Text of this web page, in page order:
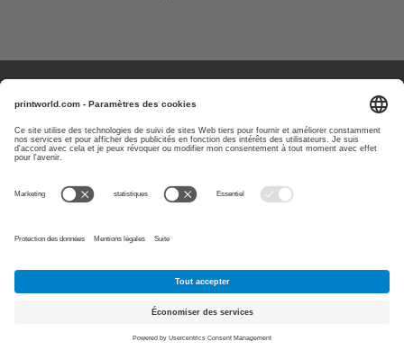
Des questions ou des remarques ?
Vous pouvez nous contacter les
jours ouvrés de 08 h à 17 h
0800 90 48 80
service@printworld.fr
MasterCard
Carte